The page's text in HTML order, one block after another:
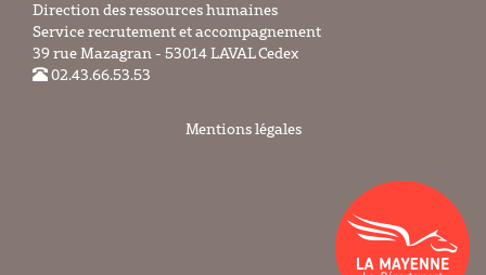
Direction des ressources humaines
Service recrutement et accompagnement
39 rue Mazagran - 53014 LAVAL Cedex
02.43.66.53.53
Mentions légales